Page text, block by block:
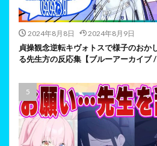
2024年8月8日 2024年8月9日
貞操観念逆転キヴォトスで様子のおか
る先生方の反応集【ブルーアーカイブ /